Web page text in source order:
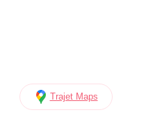
Trajet Maps